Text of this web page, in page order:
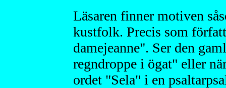
Läsaren finner motiven
kustfolk. Precis som
damejeanne". Ser den
regndroppe i ögat" eller
ordet "Sela" i en